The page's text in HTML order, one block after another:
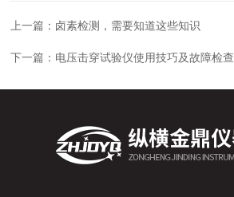
上一篇： 卤素检测，需要知道这些知识
下一篇： 电压击穿试验仪使用技巧及故障检查